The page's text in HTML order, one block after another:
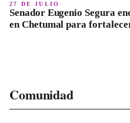
27 DE JULIO
Senador Eugenio Segura
en Chetumal para
Comunidad